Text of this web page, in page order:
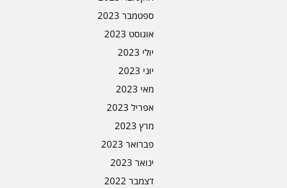
ספטמבר 2023
אוגוסט 2023
יולי 2023
יוני 2023
מאי 2023
אפריל 2023
מרץ 2023
פברואר 2023
ינואר 2023
דצמבר 2022